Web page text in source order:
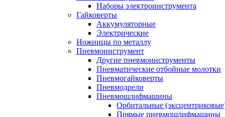
Наборы электроинструмента
Гайковерты
Аккумуляторные
Электрические
Ножницы по металлу
Пневмоинструмент
Другие пневмоинструменты
Пневматические отбойные молотки
Пневмогайковерты
Пневмодрели
Пневмошлифмашины
Орбитальные
Прямые пневмошлифмашины